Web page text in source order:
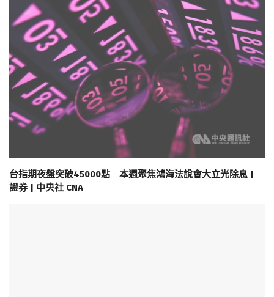
台指期夜盤突破45000點 本週聚焦鴻海法說會大立光除息 |
證券 | 中央社 CNA